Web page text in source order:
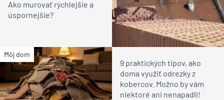
Ako murovať rýchlejšie a
úspornejšie?
Môj dom
9 praktických tipov, ako
doma využiť odrezky z
kobercov. Možno by vám
niektoré ani nenapadli!